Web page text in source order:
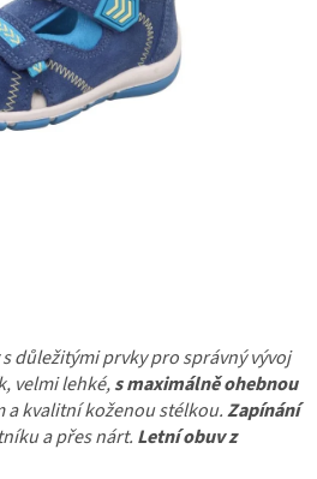
s důležitými prvky pro správný vývoj
velmi lehké,s maximálně ohebnou
a kvalitní koženou stélkou.Zapínání
a přes nárt. Letní obuv z